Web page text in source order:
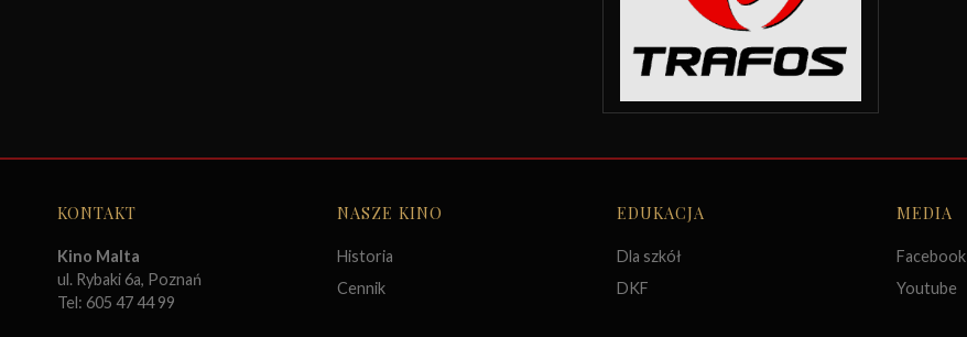
KONTAKT
Kino Malta
ul. Rybaki 6a, Poznań
Tel: 605 47 44 99
NASZE KINO
Historia
Cennik
EDUKACJA
Dla szkół
DKF
MEDIA
Facebook
Youtube